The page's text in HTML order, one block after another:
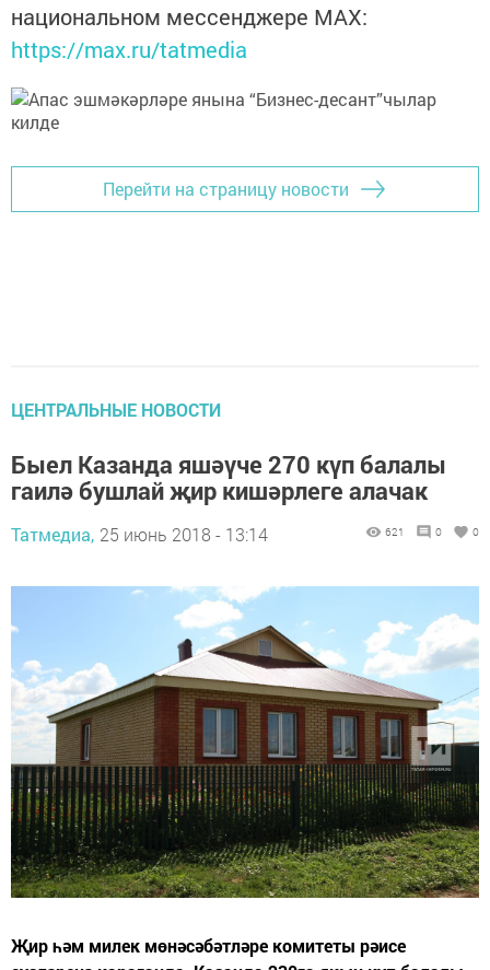
национальном мессенджере MАХ:
https://max.ru/tatmedia
Перейти на страницу новости
ЦЕНТРАЛЬНЫЕ НОВОСТИ
Быел Казанда яшәүче 270 күп балалы
гаилә бушлай җир кишәрлеге алачак
Татмедиа, 25 июнь 2018 - 13:14 621 0 0
Җир һәм милек мөнәсәбәтләре комитеты рәисе